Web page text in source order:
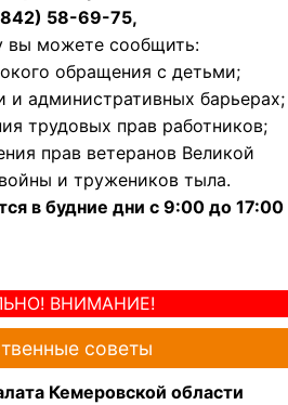
58-69-75,
вы можете сообщить:
обращения с детьми;
административных барьерах;
трудовых прав работников;
прав ветеранов Великой
и тружеников тыла.
в будние дни с 9:00 до 17:00
ВНИМАНИЕ!
советы
Кемеровской области